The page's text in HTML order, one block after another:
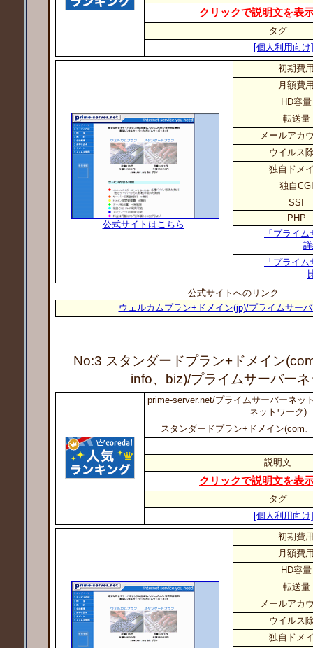
クリックで説明文を表
タグ
[個人利用向け]
公式サイトはこちら
初期費
月額費
HD容量
転送量
メールアカ
ウイルス
独自ドメ
独自CGI
SSI
PHP
「プライ
「プライ
公式サイトへのリンク
ウェルカムプラン+ドメイン(jp)/プライムサー
No:3 スタンダードプラン+ドメイン
info、biz)/プライムサーバーネ
prime-server.net/プライムサーバーネッ
ネットワーク)
スタンダードプラン+ドメイン(com
説明文
クリックで説明文を表
タグ
[個人利用向け]
初期費
月額費
HD容量
転送量
メールアカ
ウイルス
独自ドメ